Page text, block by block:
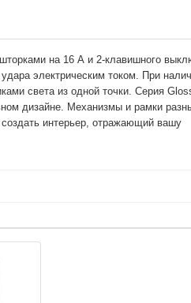
на 16 А и 2-клавишного
электрическим током. При
света из одной точки. Серия
дизайне. Механизмы и рамки
интерьер, отражающий вашу